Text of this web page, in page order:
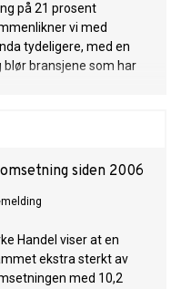
på 21 prosent
vi med
tydeligere, med en
bransjene som har
siden 2006
Handel viser at en
ekstra sterkt av
med 10,2